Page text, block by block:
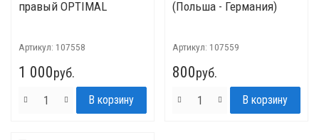
правый OPTIMAL
Артикул: 107558
1 000руб.
(Польша - Германия)
Артикул: 107559
800руб.